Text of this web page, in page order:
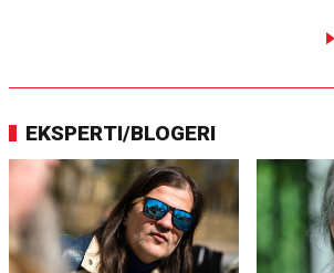
EKSPERTI/BLOGERI